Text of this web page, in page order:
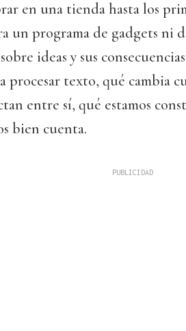
en una tienda hasta los
un programa de gadgets ni
ideas y sus
procesar texto, qué cambia
entre sí, qué estamos
bien cuenta.